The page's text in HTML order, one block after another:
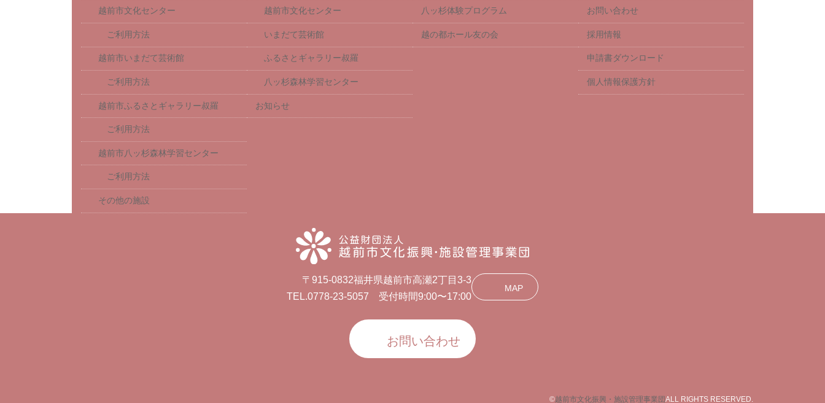
越前市文化センター
ご利用方法
越前市いまだて芸術館
ご利用方法
越前市ふるさとギャラリー叔羅
ご利用方法
越前市八ッ杉森林学習センター
ご利用方法
その他の施設
越前市文化センター
いまだて芸術館
ふるさとギャラリー叔羅
八ッ杉森林学習センター
お知らせ
八ッ杉体験プログラム
越の都ホール友の会
お問い合わせ
採用情報
申請書ダウンロード
個人情報保護方針
〒915-0832福井県越前市高瀬2丁目3-3
TEL.0778-23-5057 受付時間9:00〜17:00
MAP
お問い合わせ
©越前市文化振興・施設管理事業団ALL RIGHTS RESERVED.